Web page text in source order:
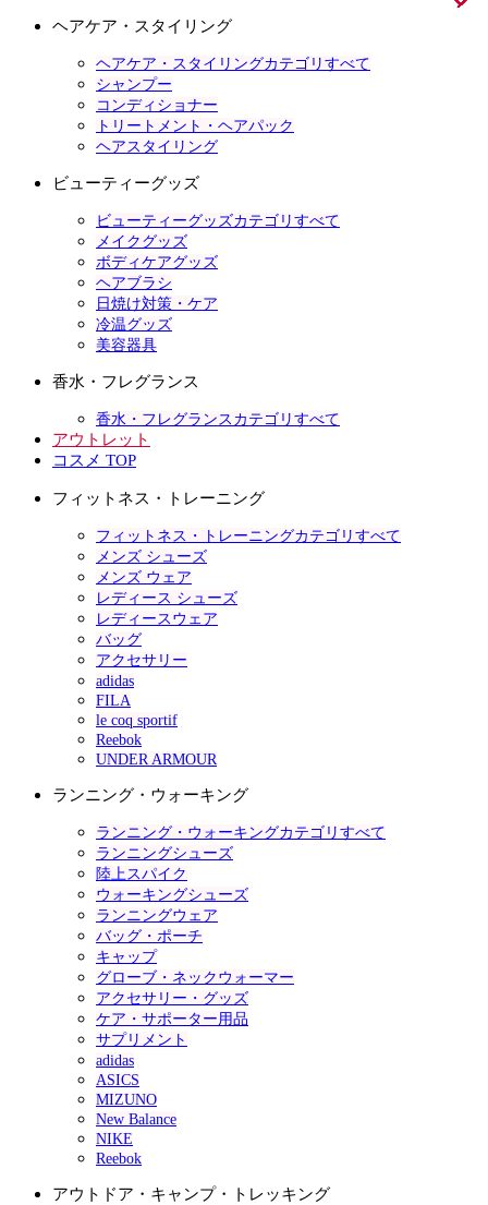
ヘアケア・スタイリング
ヘアケア・スタイリングカテゴリすべて
シャンプー
コンディショナー
トリートメント・ヘアパック
ヘアスタイリング
ビューティーグッズ
ビューティーグッズカテゴリすべて
メイクグッズ
ボディケアグッズ
ヘアブラシ
日焼け対策・ケア
冷温グッズ
美容器具
香水・フレグランス
香水・フレグランスカテゴリすべて
アウトレット
コスメ TOP
フィットネス・トレーニング
フィットネス・トレーニングカテゴリすべて
メンズ シューズ
メンズ ウェア
レディース シューズ
レディースウェア
バッグ
アクセサリー
adidas
FILA
le coq sportif
Reebok
UNDER ARMOUR
ランニング・ウォーキング
ランニング・ウォーキングカテゴリすべて
ランニングシューズ
陸上スパイク
ウォーキングシューズ
ランニングウェア
バッグ・ポーチ
キャップ
グローブ・ネックウォーマー
アクセサリー・グッズ
ケア・サポーター用品
サプリメント
adidas
ASICS
MIZUNO
New Balance
NIKE
Reebok
アウトドア・キャンプ・トレッキング